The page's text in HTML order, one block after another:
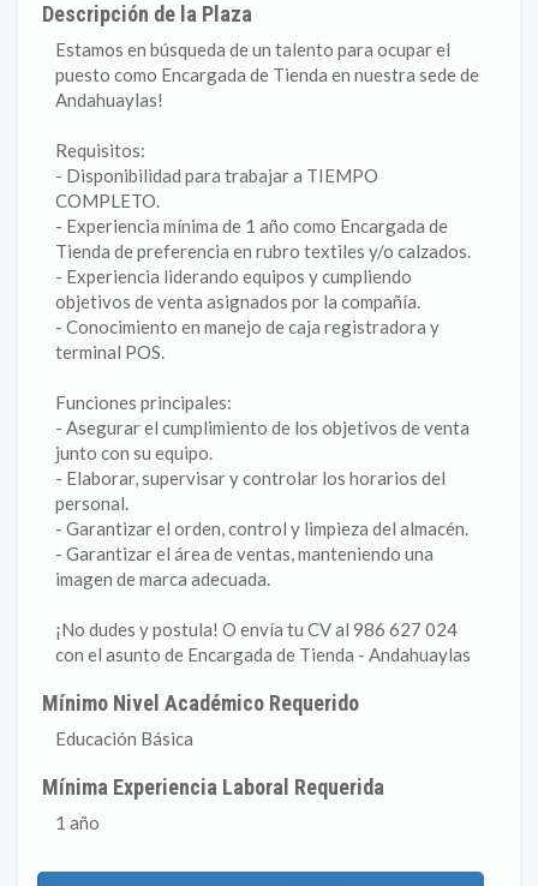
Descripción de la Plaza
Estamos en búsqueda de un talento para ocupar el
puesto como Encargada de Tienda en nuestra sede de
Andahuaylas!
Requisitos:
- Disponibilidad para trabajar a TIEMPO
COMPLETO.
- Experiencia mínima de 1 año como Encargada de
Tienda de preferencia en rubro textiles y/o calzados.
- Experiencia liderando equipos y cumpliendo
objetivos de venta asignados por la compañía.
- Conocimiento en manejo de caja registradora y
terminal POS.
Funciones principales:
- Asegurar el cumplimiento de los objetivos de venta
junto con su equipo.
- Elaborar, supervisar y controlar los horarios del
personal.
- Garantizar el orden, control y limpieza del almacén.
- Garantizar el área de ventas, manteniendo una
imagen de marca adecuada.
¡No dudes y postula! O envía tu CV al 986 627 024
con el asunto de Encargada de Tienda - Andahuaylas
Mínimo Nivel Académico Requerido
Educación Básica
Mínima Experiencia Laboral Requerida
1 año